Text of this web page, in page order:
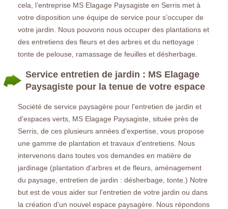
cela, l’entreprise MS Elagage Paysagiste en Serris met à
votre disposition une équipe de service pour s’occuper de
votre jardin. Nous pouvons nous occuper des plantations et
des entretiens des fleurs et des arbres et du nettoyage :
tonte de pelouse, ramassage de feuilles et désherbage.
Service entretien de jardin : MS Elagage
Paysagiste pour la tenue de votre espace
Société de service paysagère pour l'entretien de jardin et
d'espaces verts, MS Elagage Paysagiste, située près de
Serris, de ces plusieurs années d'expertise, vous propose
une gamme de plantation et travaux d'entretiens. Nous
intervenons dans toutes vos demandes en matière de
jardinage (plantation d'arbres et de fleurs, aménagement
du paysage, entretien de jardin : désherbage, tonte.) Notre
but est de vous aider sur l'entretien de votre jardin ou dans
la création d'un nouvel espace paysagère. Nous répondons